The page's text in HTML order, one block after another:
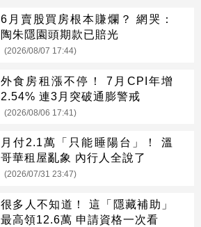
6月賣股買房根本賺爛？ 網哭：
陶朱隱園頭期款已賠光
(2026/08/07 17:44)
外食房租漲不停！ 7月CPI年增
2.54% 連3月突破通膨警戒
(2026/08/06 17:41)
月付2.1萬「只能睡陽台」！ 溫
哥華租屋亂象 內行人全說了
(2026/07/31 23:47)
很多人不知道！ 這「隱藏補助」
最高領12.6萬 申請資格一次看